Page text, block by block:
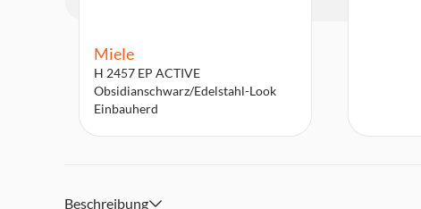
Miele
H 2457 EP ACTIVE
Obsidianschwarz/Edelstahl-Look
Einbauherd
Beschreibung